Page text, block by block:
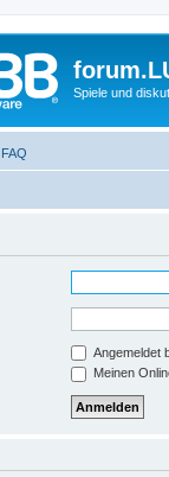
Spiele und
FAQ
Angemeldet
Meinen